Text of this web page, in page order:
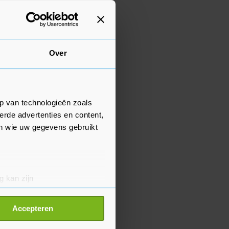
Over
van technologieën zoals
advertenties en content,
wie uw gegevens gebruikt
kan zijn
detailgedeelte
Accepteren